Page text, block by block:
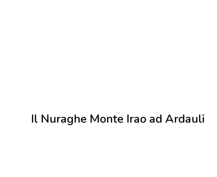
Il Nuraghe Monte Irao ad Ardauli